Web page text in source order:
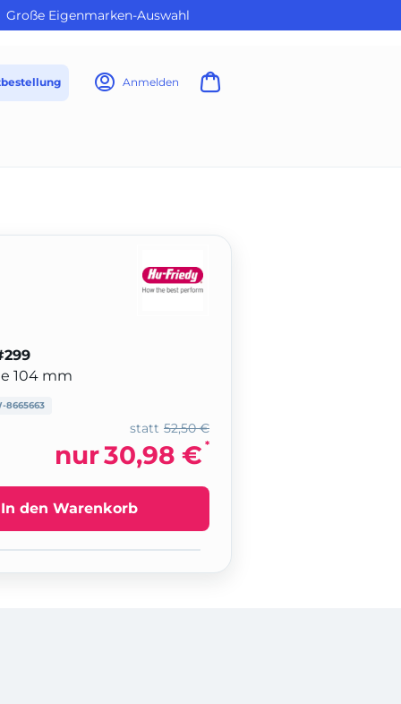
Große Eigenmarken-Auswahl
Anmelden
104 mm
8665663
52,50 €
statt
nur30,98 € *
In den Warenkorb